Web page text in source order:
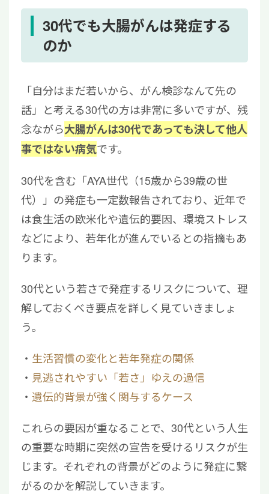
3.1細胞分裂の活発さに伴う進行の加速
3.2発見時のステージが進んでいる傾向
5 30代で大腸がんと診断された場合の治療
6若年進行例に対する再生医療という選択肢
7まとめ｜違和感を感じたら早めの検査を
30代でも大腸がんは発症する
のか
「自分はまだ若いから、がん検診なんて先の
話」と考える30代の方は非常に多いですが、残
念ながら大腸がんは30代であっても決して他人
事ではない病気です。
30代を含む「AYA世代（15歳から39歳の世
代）」の発症も一定数報告されており、近年で
は食生活の欧米化や遺伝的要因、環境ストレス
などにより、若年化が進んでいるとの指摘もあ
ります。
30代という若さで発症するリスクについて、理
解しておくべき要点を詳しく見ていきましょ
う。
生活習慣の変化と若年発症の関係
見逃されやすい「若さ」ゆえの過信
遺伝的背景が強く関与するケース
これらの要因が重なることで、30代という人生
の重要な時期に突然の宣告を受けるリスクが生
じます。それぞれの背景がどのように発症に繋
がるのかを解説していきます。